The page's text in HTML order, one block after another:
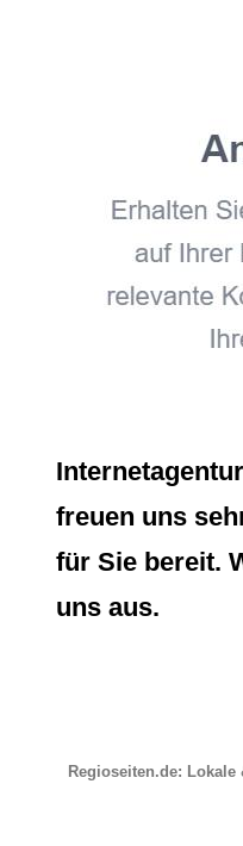
freuen uns
für Sie bereit.
uns aus.
Regioseiten.de: